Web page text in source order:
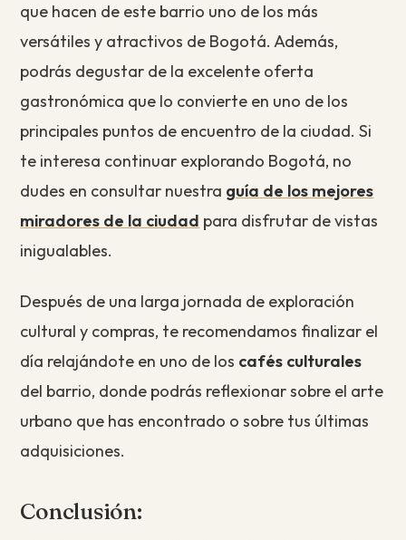
que hacen de este barrio uno de los más
versátiles y atractivos de Bogotá. Además,
podrás degustar de la excelente oferta
gastronómica que lo convierte en uno de los
principales puntos de encuentro de la ciudad. Si
te interesa continuar explorando Bogotá, no
dudes en consultar nuestra guía de los mejores
miradores de la ciudad para disfrutar de vistas
inigualables.
Después de una larga jornada de exploración
cultural y compras, te recomendamos finalizar el
día relajándote en uno de los cafés culturales
del barrio, donde podrás reflexionar sobre el arte
urbano que has encontrado o sobre tus últimas
adquisiciones.
Conclusión: